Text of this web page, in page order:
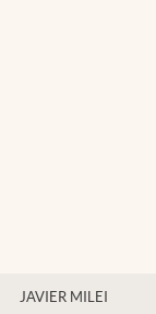
JAVIER MILEI